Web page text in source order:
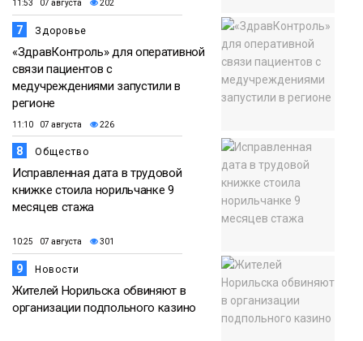
11:53 07 августа 202
7 Здоровье
«ЗдравКонтроль» для оперативной
связи пациентов с
медучреждениями запустили в
регионе
11:10 07 августа 226
8 Общество
Исправленная дата в трудовой
книжке стоила норильчанке 9
месяцев стажа
10:25 07 августа 301
9 Новости
Жителей Норильска обвиняют в
организации подпольного казино